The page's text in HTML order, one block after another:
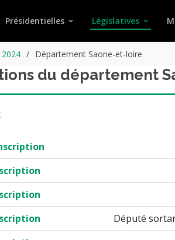
Présidentielles Législatives
Département Saone-et-loire
du département
Député